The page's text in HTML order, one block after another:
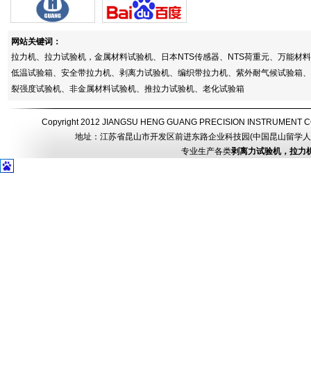
网站关键词：
拉力机、拉力试验机，金属材料试验机、日本NTS传感器、NTS荷重元、万能
低温试验箱、安全带拉力机、剥离力试验机、编织带拉力机、紫外耐气候试验
裂强度试验机、非金属材料试验机、推拉力试验机、老化试验箱
Copyright 2012 JIANGSU HENG GUANG PRECISION INSTRUMENT
地址：江苏省昆山市开发区前进东路企业科技园(中国昆山留
专业生产各类剥离力试验机，拉力